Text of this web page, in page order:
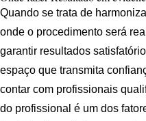
Quando se trata de
onde o procedimento será
garantir resultados
espaço que transmita
contar com profissionais
do profissional é um dos